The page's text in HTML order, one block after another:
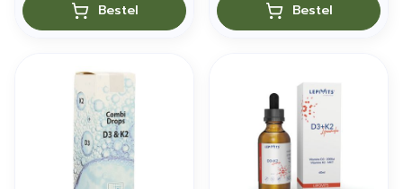
Bestel Bestel